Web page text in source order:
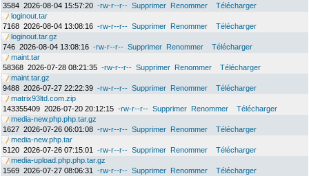
3584 2026-08-04 15:57:20 -rw-r--r-- Supprimer Renommer
Télécharger
loginout.tar
7168 2026-08-04 13:08:16 -rw-r--r-- Supprimer Renommer
Télécharger
loginout.tar.gz
746 2026-08-04 13:08:16 -rw-r--r-- Supprimer Renommer
Télécharger
maint.tar
58368 2026-07-28 08:21:35 -rw-r--r-- Supprimer Renommer
Télécharger
maint.tar.gz
9488 2026-07-27 22:22:39 -rw-r--r-- Supprimer Renommer
Télécharger
matrix93ltd.com.zip
143355409 2026-07-20 20:12:15 -rw-r--r-- Supprimer Renommer
Télécharger
media-new.php.php.tar.gz
1627 2026-07-26 06:01:08 -rw-r--r-- Supprimer Renommer
Télécharger
media-new.php.tar
5120 2026-07-26 07:15:01 -rw-r--r-- Supprimer Renommer
Télécharger
media-upload.php.php.tar.gz
1569 2026-07-27 08:06:31 -rw-r--r-- Supprimer Renommer
Télécharger